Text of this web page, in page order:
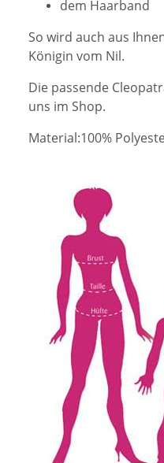
dem Haarband
So wird auch aus
Königin vom Nil.
Die passende
uns im Shop.
Material:100%